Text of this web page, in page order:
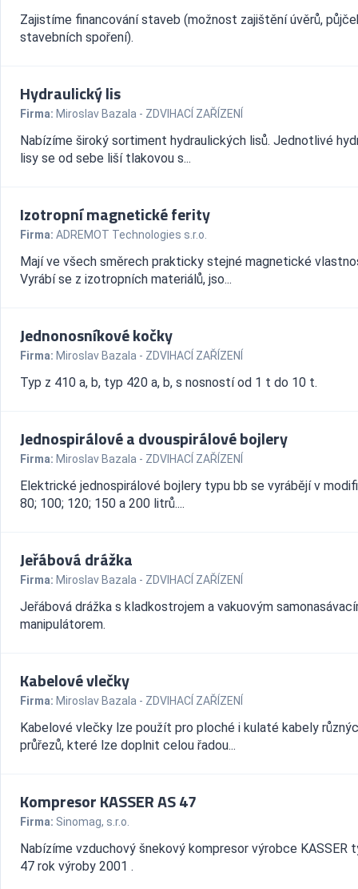
Zajistíme financování staveb (možnost zajištění úvěrů,
stavebních spoření).
Hydraulický lis
Firma: Miroslav Bazala - ZDVIHACÍ ZAŘÍZENÍ
Nabízíme široký sortiment hydraulických lisů. Jednotlivé
lisy se od sebe liší tlakovou s...
Izotropní magnetické ferity
Firma: ADREMOT Technologies s.r.o.
Mají ve všech směrech prakticky stejné magnetické
Vyrábí se z izotropních materiálů, jso...
Jednonosníkové kočky
Firma: Miroslav Bazala - ZDVIHACÍ ZAŘÍZENÍ
Typ z 410 a, b, typ 420 a, b, s nosností od 1 t do 10 t.
Jednospirálové a dvouspirálové bojlery
Firma: Miroslav Bazala - ZDVIHACÍ ZAŘÍZENÍ
Elektrické jednospirálové bojlery typu bb se vyrábějí v
80; 100; 120; 150 a 200 litrů....
Jeřábová drážka
Firma: Miroslav Bazala - ZDVIHACÍ ZAŘÍZENÍ
Jeřábová drážka s kladkostrojem a vakuovým
manipulátorem.
Kabelové vlečky
Firma: Miroslav Bazala - ZDVIHACÍ ZAŘÍZENÍ
Kabelové vlečky lze použít pro ploché i kulaté kabely
průřezů, které lze doplnit celou řadou...
Kompresor KASSER AS 47
Firma: Sinomag, s.r.o.
Nabízíme vzduchový šnekový kompresor výrobce KASSER
47 rok výroby 2001 .